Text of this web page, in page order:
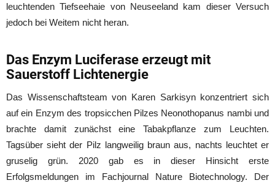
leuchtenden Tiefseehaie von Neuseeland kam dieser Versuch
jedoch bei Weitem nicht heran.
Das Enzym Luciferase erzeugt mit
Sauerstoff Lichtenergie
Das Wissenschaftsteam von Karen Sarkisyn konzentriert sich
auf ein Enzym des tropsicchen Pilzes Neonothopanus nambi und
brachte damit zunächst eine Tabakpflanze zum Leuchten.
Tagsüber sieht der Pilz langweilig braun aus, nachts leuchtet er
gruselig grün. 2020 gab es in dieser Hinsicht erste
Erfolgsmeldungen im Fachjournal Nature Biotechnology. Der